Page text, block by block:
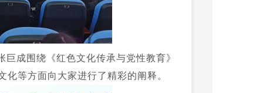
成围绕《红色文化传承与党性教育》
等方面向大家进行了精彩的阐释。